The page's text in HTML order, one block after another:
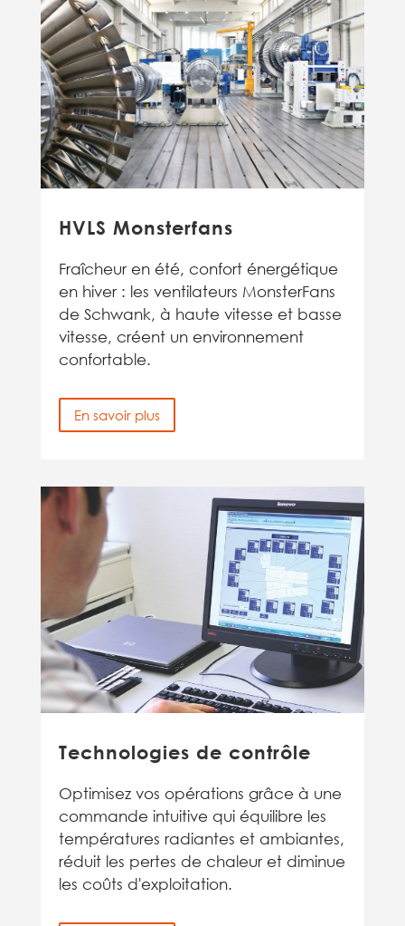
HVLS Monsterfans
Fraîcheur en été, confort énergétique
en hiver : les ventilateurs MonsterFans
de Schwank, à haute vitesse et basse
vitesse, créent un environnement
confortable.
En savoir plus
Technologies de contrôle
Optimisez vos opérations grâce à une
commande intuitive qui équilibre les
températures radiantes et ambiantes,
réduit les pertes de chaleur et diminue
les coûts d'exploitation.